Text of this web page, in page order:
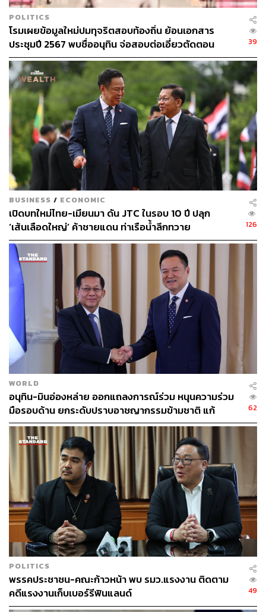
“ขีดเส้นใต้ 500 ครั้ง กองทุนน้ำมันไม่ได้มีไว้ชดเชยกำไรโรง
กลั่น และนี่คือสิ่งที่รัฐบาลต้องทำ คิดว่าท่านจะทำสำเร็จ ขอ
ให้กำลังใจ” อรรถวิชช์ทิ้งท้าย
TAGS: นายกรัฐมนตรี
วิกฤตพลังงาน
สมาชิกสภาผู้แทนราษฎร (สส.)
พรรครวมไทยสร้างชาติ
กระทรวงพาณิชย์
Energy Shock
อรรถวิชช์ สุวรรณภักดี
กระทรวงพลังงาน
อนุทิน ชาญวีรกูล
น้ำมันเชื้อเพลิง
กองทุนน้ำมันเชื้อเพลิง
ราคาน้ำมัน
พีระพันธุ์ สาลีรัฐวิภาค
โรงกลั่น
124
ABOUT THE AUTHOR
THE STANDARD TEAM
กองบรรณาธิการ THE STANDARD
ABOUT THE PHOTOGRAPHER
ณาฌารัฐ ภักดีอาสา
POLITICS
โรมเผยข้อมูลใหม่ปมทุจริตสอบท้องถิ่น ย้อนเอกสาร
ประชุมปี 2567 พบชื่ออนุทิน จ่อสอบต่อเอี่ยวตัดตอน
ม.บูรพา หรือไม่
39
BUSINESS / ECONOMIC
เปิดบทใหม่ไทย-เมียนมา ดัน JTC ในรอบ 10 ปี ปลุก
‘เส้นเลือดใหญ่’ ค้าชายแดน ท่าเรือน้ำลึกทวาย
126
WORLD
อนุทิน-มินอ่องหล่าย ออกแถลงการณ์ร่วม หนุนความร่วม
มือรอบด้าน ยกระดับปราบอาชญากรรมข้ามชาติ แก้
ปัญหาหมอกควัน-มลพิษทางน้ำ
62
POLITICS
พรรคประชาชน-คณะก้าวหน้า พบ รมว.แรงงาน ติดตาม
คดีแรงงานเก็บเบอร์รีฟินแลนด์
49